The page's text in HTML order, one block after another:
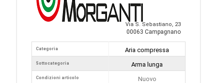
Via S. Sebastiano, 23
00063 Campagnano
Categoria
Sottocategoria
Condizioni articolo
Aria compressa
Arma lunga
Nuovo